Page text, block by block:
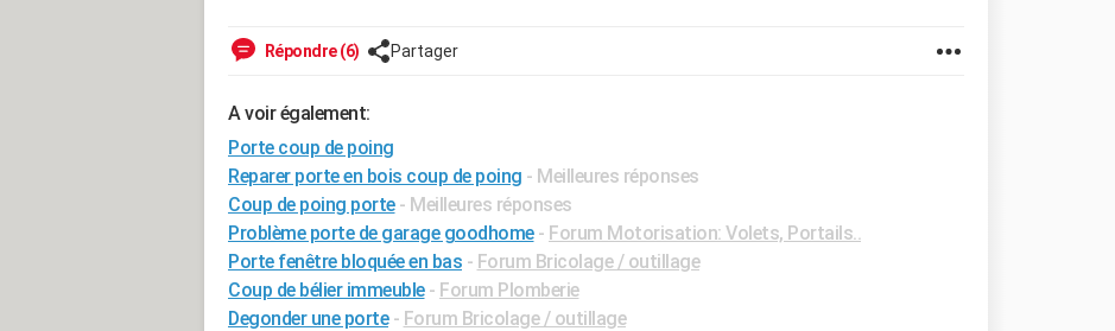
Répondre (6) Partager
A voir également:
Porte coup de poing
Reparer porte en bois coup de poing - Meilleures réponses
Coup de poing porte - Meilleures réponses
Problème porte de garage goodhome - Forum Motorisation: Volets, Portails..
Porte fenêtre bloquée en bas - Forum Bricolage / outillage
Coup de bélier immeuble - Forum Plomberie
Degonder une porte - Forum Bricolage / outillage